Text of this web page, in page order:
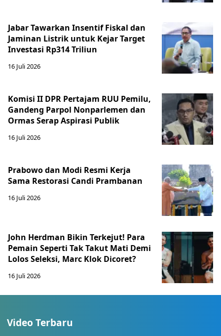
Jabar Tawarkan Insentif Fiskal dan
Jaminan Listrik untuk Kejar Target
Investasi Rp314 Triliun
16 Juli 2026
Komisi II DPR Pertajam RUU Pemilu,
Gandeng Parpol Nonparlemen dan
Ormas Serap Aspirasi Publik
16 Juli 2026
Prabowo dan Modi Resmi Kerja
Sama Restorasi Candi Prambanan
16 Juli 2026
John Herdman Bikin Terkejut! Para
Pemain Seperti Tak Takut Mati Demi
Lolos Seleksi, Marc Klok Dicoret?
16 Juli 2026
Video Terbaru